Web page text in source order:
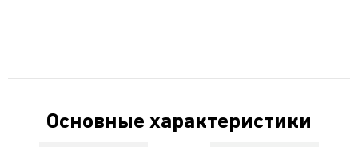
Основные характеристики